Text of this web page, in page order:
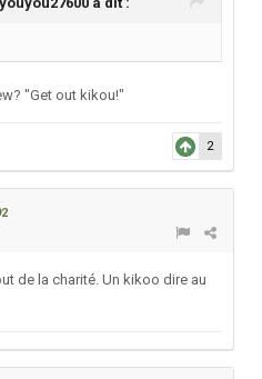
"Get out kikou!"
2
de la charité. Un kikoo dire au